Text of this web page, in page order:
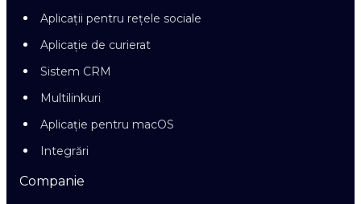
Aplicații pentru rețele sociale
Aplicație de curierat
Sistem CRM
Multilinkuri
Aplicație pentru macOS
Integrări
Companie